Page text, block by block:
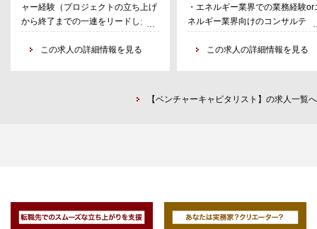
・大学、高等専門学校を対象にし
た研究シーズの事業化に向けた伴走
・イノベーション・エコシステム
・プロジェクトメンバーのマネジメ
ャー経験（プロジェクトの立ち上げ
から終了までの一連をリードした経
験）
・スタートアップエコシステムや、
描き実現することに対するチャレン
この求人の詳細情報を見る
ムを形成しプロジェクトをディレ
ション
マネジメント全般や個別のプロジ
援
・エネルギー業界での業務経験or
ネルギー業界向けのコンサルティ
グ支援のご経験があられる方
この求人の詳細情報を見る
【ベンチャーキャピタリスト】の求人一覧へ